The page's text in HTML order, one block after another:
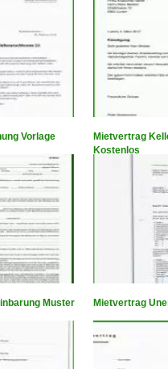
Vorlage
Mietvertrag
Kostenlos
Muster Mietvertrag